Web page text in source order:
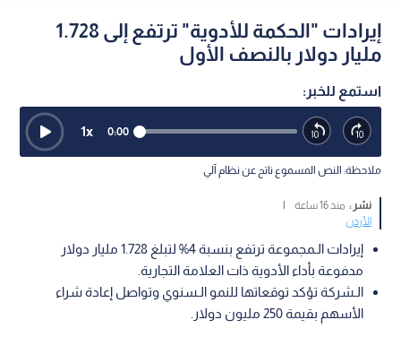
إيرادات "الحكمة للأدوية" ترتفع إلى 1.728
مليار دولار بالنصف الأول
استمع للخبر:
0:00
1x
ملاحظة: النص المسموع ناتج عن نظام آلي
نشر : منذ 16 ساعة
|
الأردن
إيرادات الـمجموعة ترتفع بنسبة 4% لتبلغ 1.728 مليار دولار
مدفوعة بأداء الأدوية ذات العلامة التجارية.
الـشركة تؤكد توقعاتها للنمو الـسنوي وتواصل إعادة شراء
الأسهم بقيمة 250 مليون دولار.